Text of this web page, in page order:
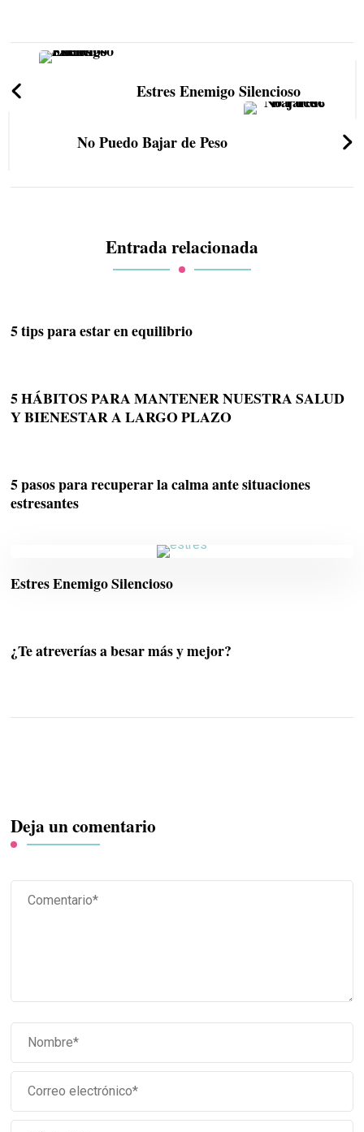
Estres Enemigo Silencioso
No Puedo Bajar de Peso
Entrada relacionada
5 tips para estar en equilibrio
5 HÁBITOS PARA MANTENER NUESTRA SALUD
Y BIENESTAR A LARGO PLAZO
5 pasos para recuperar la calma ante situaciones
estresantes
Estres Enemigo Silencioso
¿Te atreverías a besar más y mejor?
Deja un comentario